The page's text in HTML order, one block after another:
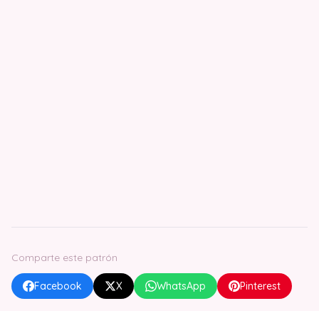
Comparte este patrón
Facebook X WhatsApp Pinterest